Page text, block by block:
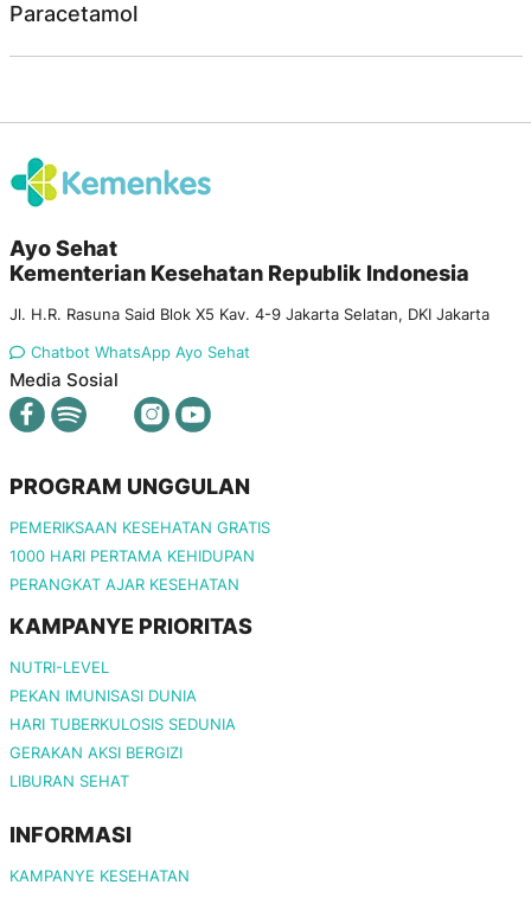
Paracetamol
Ayo Sehat
Kementerian Kesehatan Republik Indonesia
Jl. H.R. Rasuna Said Blok X5 Kav. 4-9 Jakarta Selatan, DKI Jakarta
Chatbot WhatsApp Ayo Sehat
Media Sosial
PROGRAM UNGGULAN
PEMERIKSAAN KESEHATAN GRATIS
1000 HARI PERTAMA KEHIDUPAN
PERANGKAT AJAR KESEHATAN
KAMPANYE PRIORITAS
NUTRI-LEVEL
PEKAN IMUNISASI DUNIA
HARI TUBERKULOSIS SEDUNIA
GERAKAN AKSI BERGIZI
LIBURAN SEHAT
INFORMASI
KAMPANYE KESEHATAN